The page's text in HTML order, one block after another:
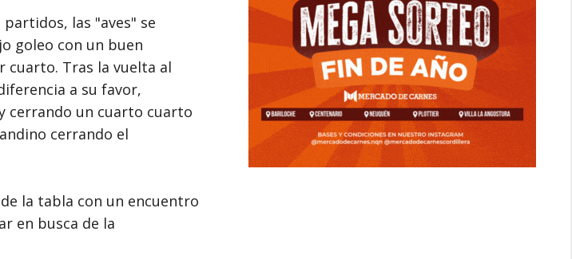
las "aves" se
goleo con un buen
cuarto. Tras la vuelta al
a su favor,
cerrando un cuarto cuarto
cerrando el
la tabla con un encuentro
en busca de la